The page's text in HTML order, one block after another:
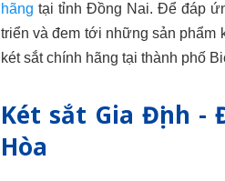
hãng tại tỉnh Đồng Nai. Để đáp
triển và đem tới những sản phẩm
két sắt chính hãng tại thành phố
Két sắt Gia Định -
Hòa